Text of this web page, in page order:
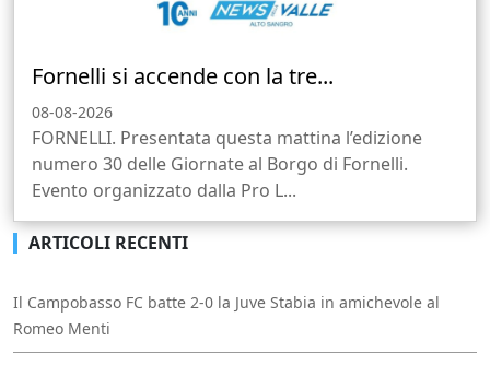
Fornelli si accende con la tre...
08-08-2026
FORNELLI. Presentata questa mattina l’edizione
numero 30 delle Giornate al Borgo di Fornelli.
Evento organizzato dalla Pro L...
ARTICOLI RECENTI
Il Campobasso FC batte 2-0 la Juve Stabia in amichevole al
Romeo Menti